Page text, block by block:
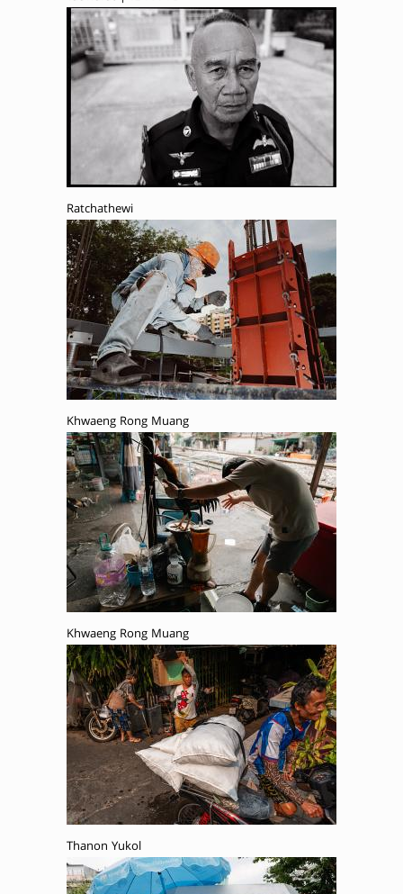
Ratchathewi
Khwaeng Rong Muang
Khwaeng Rong Muang
Thanon Yukol